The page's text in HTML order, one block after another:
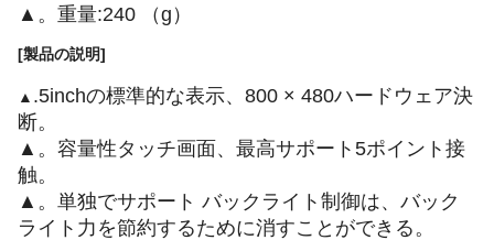
▲。重量:240 （g）
[製品の説明]
▲ .5inchの標準的な表示、800 × 480ハードウェア決
断。
▲。容量性タッチ画面、最高サポート5ポイント接
触。
▲。単独でサポート バックライト制御は、バック
ライト力を節約するために消すことができる。